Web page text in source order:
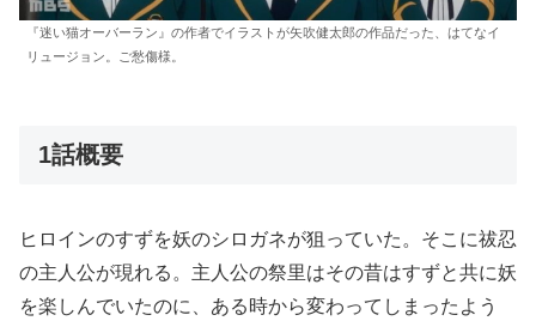
『迷い猫オーバーラン』の作者でイラストが矢吹健太郎の作品だった、はてなイ
リュージョン。ご愁傷様。
1話概要
ヒロインのすずを妖のシロガネが狙っていた。そこに祓忍
の主人公が現れる。主人公の祭里はその昔はすずと共に妖
を楽しんでいたのに、ある時から変わってしまったよう